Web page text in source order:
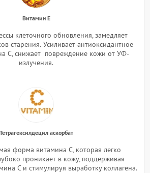
Витамин Е
клеточного обновления, замедляет
старения. Усиливает антиоксидантное
С, снижает повреждение кожи от УФ-
излучения.
Тетрагексилдецил аскорбат
форма витамина С, которая легко
проникает в кожу, поддерживая
С и стимулируя выработку коллагена.